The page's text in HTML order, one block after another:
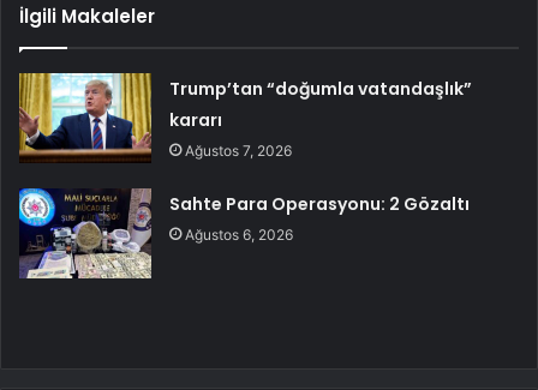
İlgili Makaleler
Trump’tan “doğumla vatandaşlık”
kararı
Ağustos 7, 2026
Sahte Para Operasyonu: 2 Gözaltı
Ağustos 6, 2026